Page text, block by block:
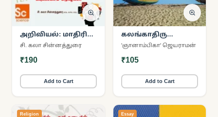
அறிவியல்: மாதிரி
வினா-விடைகளுடன்
சி. கலா சின்னத்துரை
₹190
Add to Cart
கலங்காதிரு
பெண்ணே!
'ஞானாம்பிகா' ஜெயராமன்
₹105
Add to Cart
Religion Essay